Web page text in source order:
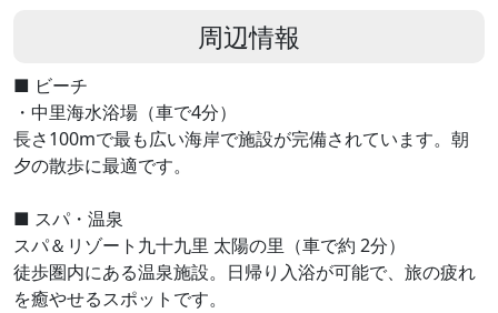
周辺情報
■ ビーチ
・中里海水浴場（車で4分）
長さ100mで最も広い海岸で施設が完備されています。朝
夕の散歩に最適です。
■ スパ・温泉
スパ＆リゾート九十九里 太陽の里（車で約 2分）
徒歩圏内にある温泉施設。日帰り入浴が可能で、旅の疲れ
を癒やせるスポットです。